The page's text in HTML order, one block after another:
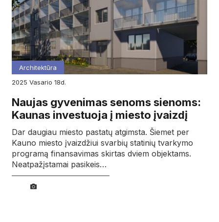
Architektūra
2025
vasario 18d.
Naujas gyvenimas senoms sienoms:
Kaunas investuoja į miesto įvaizdį
Dar daugiau miesto pastatų atgimsta. Šiemet per
Kauno miesto įvaizdžiui svarbių statinių tvarkymo
programą finansavimas skirtas dviem objektams.
Neatpažįstamai pasikeis…